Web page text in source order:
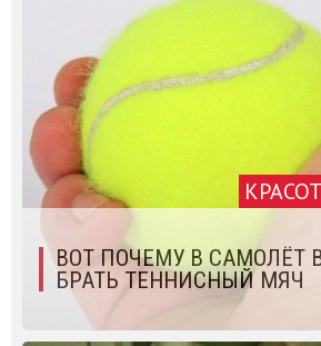
ВОТ ПОЧЕМУ В САМОЛЁТ
БРАТЬ ТЕННИСНЫЙ МЯЧ